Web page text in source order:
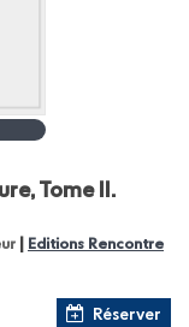
Tome II.
Editions Rencontre
Réserver